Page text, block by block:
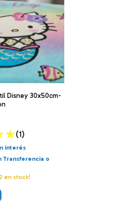
Disney 30x50cm-
(1)
interés
Transferencia o
2 en stock!